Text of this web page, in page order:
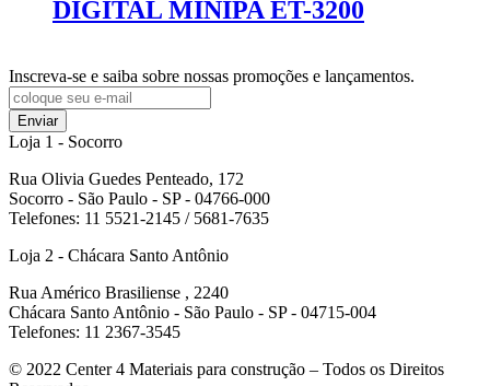
DIGITAL MINIPA ET-3200
Inscreva-se e saiba sobre nossas promoções e lançamentos.
Enviar
Loja 1 - Socorro
Rua Olivia Guedes Penteado, 172
Socorro - São Paulo - SP - 04766-000
Telefones: 11 5521-2145 / 5681-7635
Loja 2 - Chácara Santo Antônio
Rua Américo Brasiliense , 2240
Chácara Santo Antônio - São Paulo - SP - 04715-004
Telefones: 11 2367-3545
© 2022 Center 4 Materiais para construção – Todos os Direitos